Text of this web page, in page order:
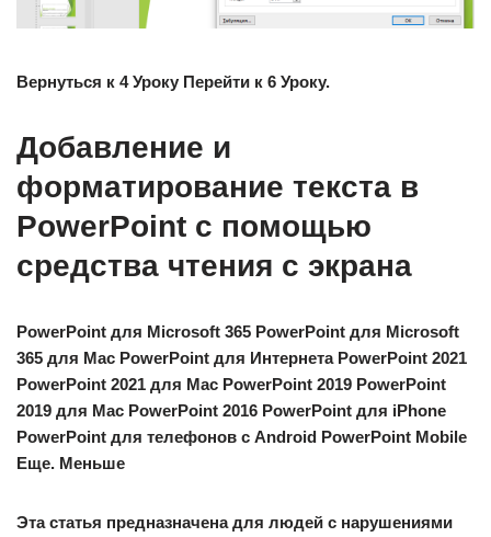
Вернуться к 4 Уроку Перейти к 6 Уроку.
Добавление и
форматирование текста в
PowerPoint с помощью
средства чтения с экрана
PowerPoint для Microsoft 365 PowerPoint для Microsoft
365 для Mac PowerPoint для Интернета PowerPoint 2021
PowerPoint 2021 для Mac PowerPoint 2019 PowerPoint
2019 для Mac PowerPoint 2016 PowerPoint для iPhone
PowerPoint для телефонов с Android PowerPoint Mobile
Еще. Меньше
Эта статья предназначена для людей с нарушениями